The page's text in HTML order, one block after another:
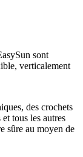
sont
verticalement
des crochets
tous les autres
sûre au moyen de